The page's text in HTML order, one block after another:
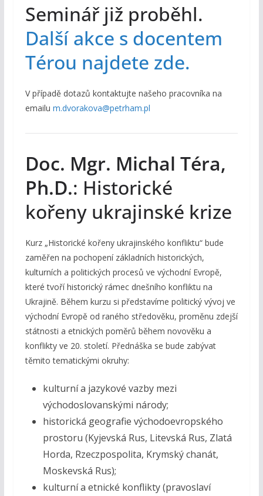
Seminář již proběhl.
Další akce s docentem
Térou najdete zde.
V případě dotazů kontaktujte našeho pracovníka na
emailu m.dvorakova@petrham.pl
Doc. Mgr. Michal Téra,
Ph.D.: Historické
kořeny ukrajinské krize
Kurz „Historické kořeny ukrajinského konfliktu“ bude
zaměřen na pochopení základních historických,
kulturních a politických procesů ve východní Evropě,
které tvoří historický rámec dnešního konfliktu na
Ukrajině. Během kurzu si představíme politický vývoj ve
východní Evropě od raného středověku, proměnu zdejší
státnosti a etnických poměrů během novověku a
konflikty ve 20. století. Přednáška se bude zabývat
těmito tematickými okruhy:
kulturní a jazykové vazby mezi
východoslovanskými národy;
historická geografie východoevropského
prostoru (Kyjevská Rus, Litevská Rus, Zlatá
Horda, Rzeczpospolita, Krymský chanát,
Moskevská Rus);
kulturní a etnické konflikty (pravoslaví